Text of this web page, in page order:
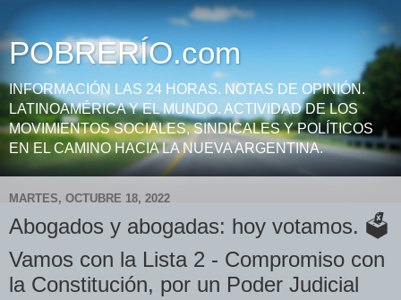
POBRERÍO.com
INFORMACIÓN LAS 24 HORAS. NOTAS DE OPINIÓN.
LATINOAMÉRICA Y EL MUNDO. ACTIVIDAD DE LOS
MOVIMIENTOS SOCIALES, SINDICALES Y POLÍTICOS
EN EL CAMINO HACIA LA NUEVA ARGENTINA.
MARTES, OCTUBRE 18, 2022
Abogados y abogadas: hoy votamos. 🗳
Vamos con la Lista 2 - Compromiso con
la Constitución, por un Poder Judicial